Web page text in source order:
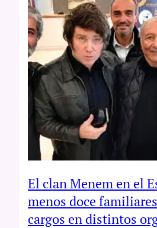
El clan Menem en el
menos doce
cargos en distintos